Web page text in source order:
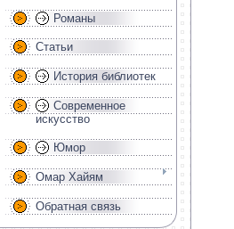
Романы
Статьи
История библиотек
Современное
искусство
Юмор
Омар Хайям
Обратная связь